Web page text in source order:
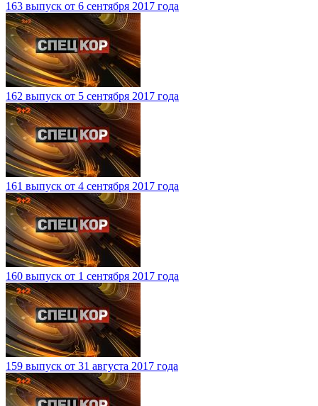
163 выпуск от 6 сентября 2017 года
162 выпуск от 5 сентября 2017 года
161 выпуск от 4 сентября 2017 года
160 выпуск от 1 сентября 2017 года
159 выпуск от 31 августа 2017 года